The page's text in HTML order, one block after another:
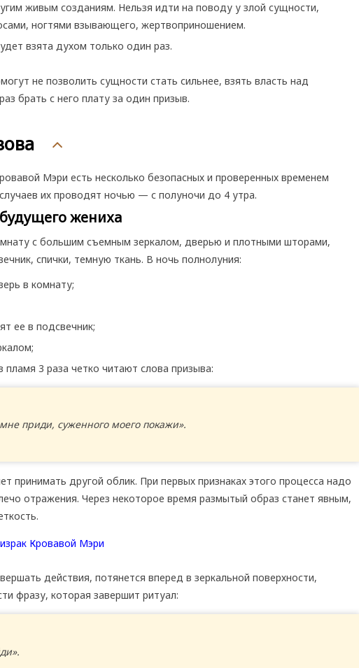
живым созданиям. Нельзя идти на поводу у злой сущности,
ногтями взывающего, жертвоприношением.
взята духом только один раз.
не позволить сущности стать сильнее, взять власть над
брать с него плату за один призыв.
Мэри есть несколько безопасных и проверенных временем
их проводят ночью — с полуночи до 4 утра.
жениха
с большим съемным зеркалом, дверью и плотными шторами,
спички, темную ткань. В ночь полнолуния:
в комнату;
ее в подсвечник;
пламя 3 раза четко читают слова призыва:
приди, суженного моего покажи».
принимать другой облик. При первых признаках этого процесса надо
отражения. Через некоторое время размытый образ станет явным,
действия, потянется вперед в зеркальной поверхности,
фразу, которая завершит ритуал: